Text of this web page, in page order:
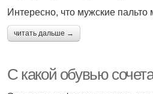
Интересно, что мужские
читать дальше →
С какой обувью